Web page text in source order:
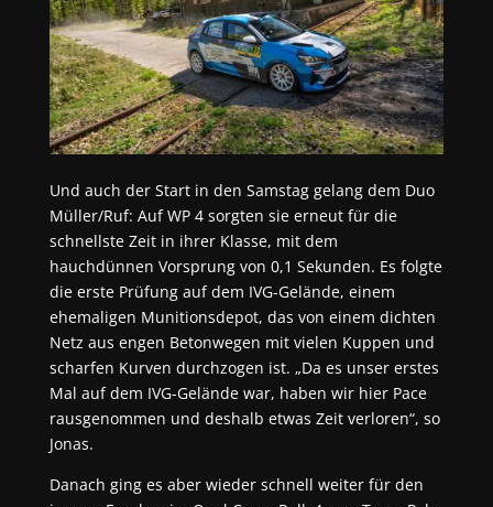
Und auch der Start in den Samstag gelang dem Duo
Müller/Ruf: Auf WP 4 sorgten sie erneut für die
schnellste Zeit in ihrer Klasse, mit dem
hauchdünnen Vorsprung von 0,1 Sekunden. Es folgte
die erste Prüfung auf dem IVG-Gelände, einem
ehemaligen Munitionsdepot, das von einem dichten
Netz aus engen Betonwegen mit vielen Kuppen und
scharfen Kurven durchzogen ist. „Da es unser erstes
Mal auf dem IVG-Gelände war, haben wir hier Pace
rausgenommen und deshalb etwas Zeit verloren“, so
Jonas.
Danach ging es aber wieder schnell weiter für den